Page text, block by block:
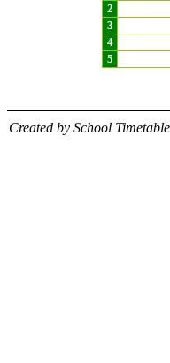
2
3
4
5
Created by School